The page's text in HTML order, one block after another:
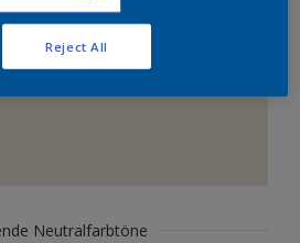
Neutralfarbtöne
Reject All